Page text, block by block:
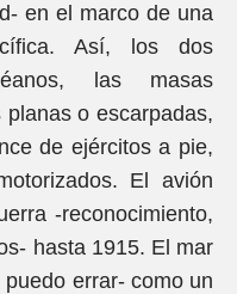
en el marco de una
Así, los dos
las masas
o escarpadas,
de ejércitos a pie,
El avión
-reconocimiento,
hasta 1915. El mar
errar- como un